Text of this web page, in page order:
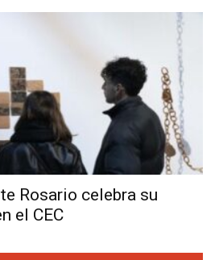
Rosario celebra su
el CEC